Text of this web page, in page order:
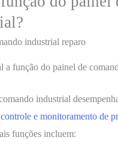
a função do painel de
industrial
controle e monitoramento de
funções incluem: